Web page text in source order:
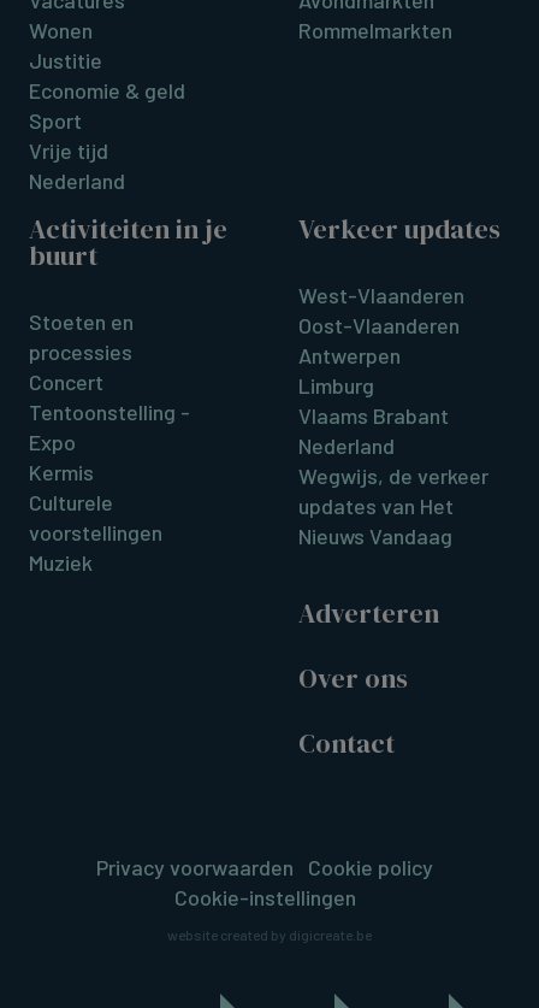
Wonen
Justitie
Economie & geld
Sport
Vrije tijd
Nederland
Rommelmarkten
Activiteiten in je
buurt
Stoeten en
processies
Concert
Tentoonstelling -
Expo
Kermis
Culturele
voorstellingen
Muziek
Verkeer updates
West-Vlaanderen
Oost-Vlaanderen
Antwerpen
Limburg
Vlaams Brabant
Nederland
Wegwijs, de verkeer
updates van Het
Nieuws Vandaag
Adverteren
Over ons
Contact
Privacy voorwaarden
Cookie policy
Cookie-instellingen
website created by digicreate.be